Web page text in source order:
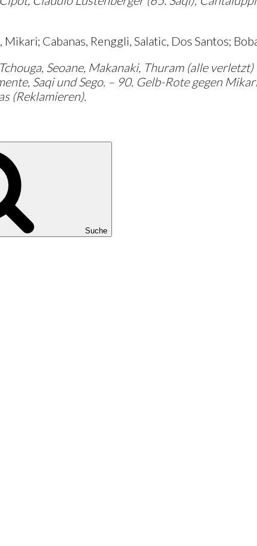
Cabanas, Renggli, Salatic, Dos Santos;
Seoane, Makanaki, Thuram (alle
Saqi und Sego. – 90. Gelb-Rote gegen
(Reklamieren).
Suche